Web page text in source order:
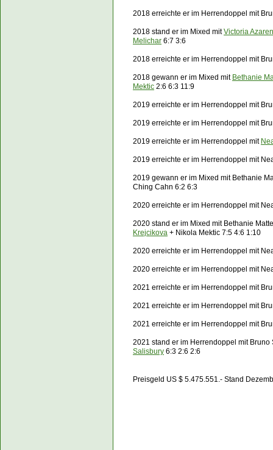
2018 erreichte er im Herrendoppel mit
2018 stand er im Mixed mitVictoria
Melichar 6:7 3:6
2018 erreichte er im Herrendoppel mit
2018 gewann er im Mixed mit Bethanie
Mektic 2:6 6:3 11:9
2019 erreichte er im Herrendoppel mit
2019 erreichte er im Herrendoppel mit
2019 erreichte er im Herrendoppel mit
2019 erreichte er im Herrendoppel mit
2019 gewann er im Mixed mit Bethanie
Ching Cahn 6:2 6:3
2020 erreichte er im Herrendoppel mit
2020 stand er im Mixed mit Bethanie
Krejcikova + Nikola Mektic 7:5 4:6 1:10
2020 erreichte er im Herrendoppel mit
2020 erreichte er im Herrendoppel mit
2021 erreichte er im Herrendoppel mit
2021 erreichte er im Herrendoppel mit
2021 erreichte er im Herrendoppel mit
2021 stand er im Herrendoppel mit
Salisbury 6:3 2:6 2:6
Preisgeld US $ 5.475.551.- Stand